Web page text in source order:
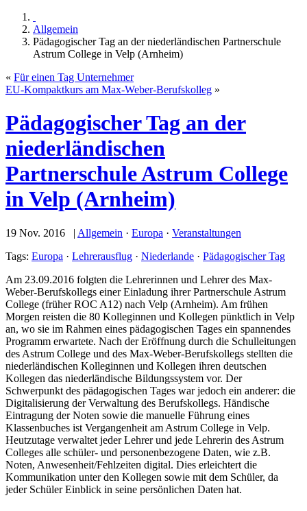
Allgemein
Pädagogischer Tag an der niederländischen Partnerschule
Astrum College in Velp (Arnheim)
« Für einen Tag Unternehmer
EU-Kompaktkurs am Max-Weber-Berufskolleg »
Pädagogischer Tag an der
niederländischen
Partnerschule Astrum College
in Velp (Arnheim)
19 Nov. 2016 | Allgemein · Europa · Veranstaltungen
Tags: Europa · Lehrerausflug · Niederlande · Pädagogischer Tag
Am 23.09.2016 folgten die Lehrerinnen und Lehrer des Max-
Weber-Berufskollegs einer Einladung ihrer Partnerschule Astrum
College (früher ROC A12) nach Velp (Arnheim). Am frühen
Morgen reisten die 80 Kolleginnen und Kollegen pünktlich in Velp
an, wo sie im Rahmen eines pädagogischen Tages ein spannendes
Programm erwartete. Nach der Eröffnung durch die Schulleitungen
des Astrum College und des Max-Weber-Berufskollegs stellten die
niederländischen Kolleginnen und Kollegen ihren deutschen
Kollegen das niederländische Bildungssystem vor. Der
Schwerpunkt des pädagogischen Tages war jedoch ein anderer: die
Digitalisierung der Verwaltung des Berufskollegs. Händische
Eintragung der Noten sowie die manuelle Führung eines
Klassenbuches ist Vergangenheit am Astrum College in Velp.
Heutzutage verwaltet jeder Lehrer und jede Lehrerin des Astrum
Colleges alle schüler- und personenbezogene Daten, wie z.B.
Noten, Anwesenheit/Fehlzeiten digital. Dies erleichtert die
Kommunikation unter den Kollegen sowie mit dem Schüler, da
jeder Schüler Einblick in seine persönlichen Daten hat.